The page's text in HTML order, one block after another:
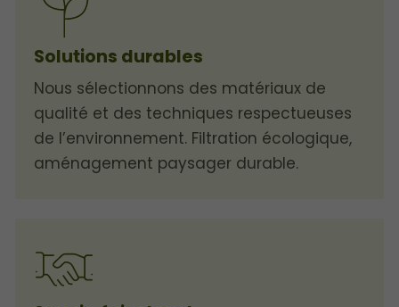
Solutions durables
Nous sélectionnons des matériaux de
qualité et des techniques respectueuses
de l’environnement. Filtration écologique,
aménagement paysager durable.